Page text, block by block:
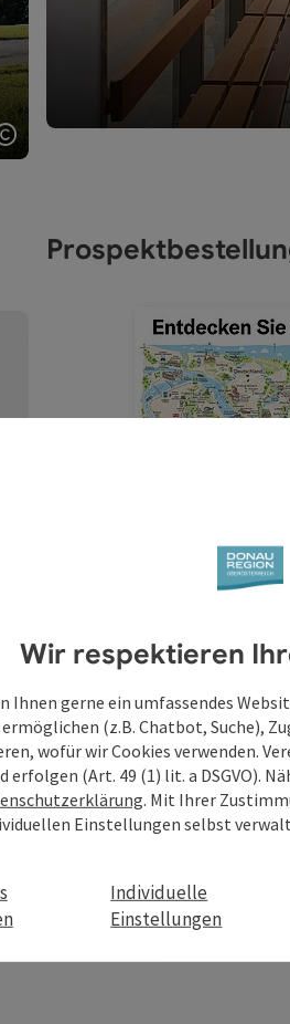
Copyright öffnen
Bestellen Sie kostenlos und
Wir respektieren
Ihnen gerne ein umfassendes
(z.B. Chatbot, Suche),
wofür wir Cookies verwenden.
erfolgen (Art. 49 (1) lit. a DSGVO).
. Mit Ihrer
Einstellungen selbst
Individuelle
Einstellungen